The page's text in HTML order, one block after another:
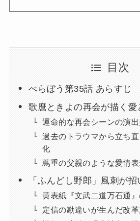
目次
べらぼう第35話 あらすじ
歌麿ときよの再会が描く愛
運命的な再会シーンの演
過去のトラウマから立ち
化
蔦重の父親のような愛情表
「ふんどし野郎」風刺が
黄表紙『文武二道万石通
定信の勘違いが生んだ改